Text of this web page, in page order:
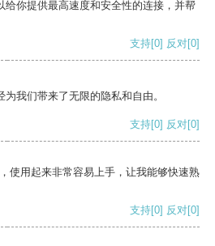
给你提供最高速度和安全性的连接，并帮
支持[0] 反对[0]
我们带来了无限的隐私和自由。
支持[0] 反对[0]
使用起来非常容易上手，让我能够快速熟
支持[0] 反对[0]